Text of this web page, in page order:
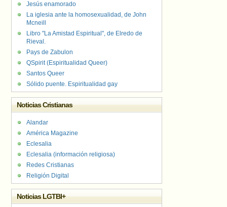
Jesús enamorado
La iglesia ante la homosexualidad, de John
Mcneill
Libro "La Amistad Espiritual", de Elredo de
Rieval.
Pays de Zabulon
QSpirit (Espiritualidad Queer)
Santos Queer
Sólido puente. Espiritualidad gay
Noticias Cristianas
Alandar
América Magazine
Eclesalia
Eclesalia (información religiosa)
Redes Cristianas
Religión Digital
Noticias LGTBI+